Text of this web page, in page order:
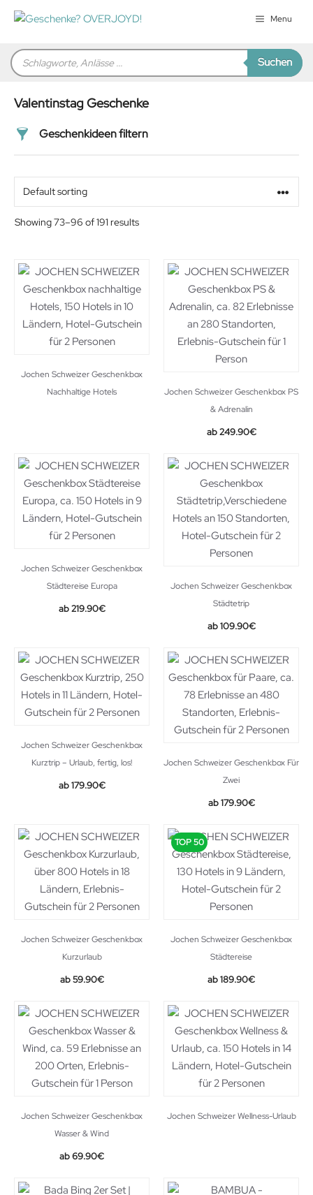
Zum
Inhalt
Menu
Products
search Suchen
Valentinstag Geschenke
Geschenkideen filtern
Beziehung
Showing 73–96 of 191 results
Jochen Schweizer Geschenkbox
Nachhaltige Hotels
Jochen Schweizer Geschenkbox PS
& Adrenalin
249.90€
Jochen Schweizer Geschenkbox
Städtereise Europa
219.90€
Jochen Schweizer Geschenkbox
Städtetrip
109.90€
Jochen Schweizer Geschenkbox
Kurztrip – Urlaub, fertig, los!
179.90€
Jochen Schweizer Geschenkbox Für
Zwei
179.90€
Jochen Schweizer Geschenkbox
Kurzurlaub
59.90€
TOP 50
Jochen Schweizer Geschenkbox
Städtereise
189.90€
Jochen Schweizer Geschenkbox
Wasser & Wind
69.90€
Jochen Schweizer Wellness-Urlaub